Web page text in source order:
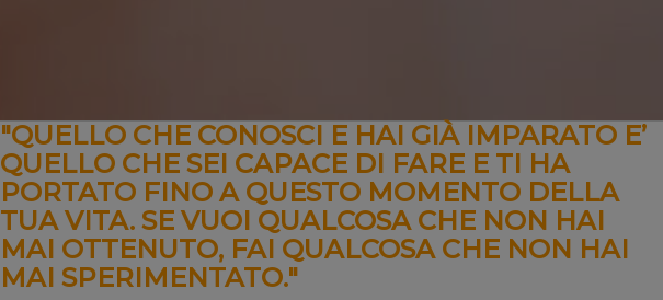
"QUELLO CHE CONOSCI E HAI GIÀ IMPARATO E’
QUELLO CHE SEI CAPACE DI FARE E TI HA
PORTATO FINO A QUESTO MOMENTO DELLA
TUA VITA. SE VUOI QUALCOSA CHE NON HAI
MAI OTTENUTO, FAI QUALCOSA CHE NON HAI
MAI SPERIMENTATO."